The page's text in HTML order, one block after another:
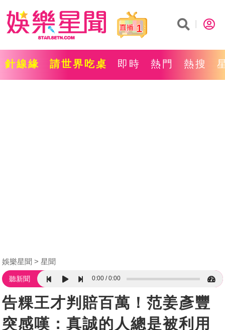
1
針線緣 請世界吃桌 即時 熱門 熱搜
娛樂星聞 星聞
聽新聞 0:00 0:00
告粿王才判賠百萬！范姜彥豐
突感嘆：真誠的人總是被利用